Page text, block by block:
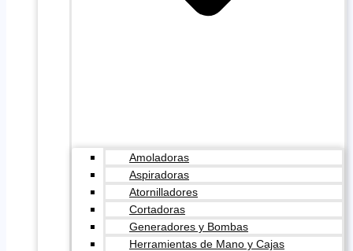
Amoladoras
Aspiradoras
Atornilladores
Cortadoras
Generadores y Bombas
Herramientas de Mano y Cajas